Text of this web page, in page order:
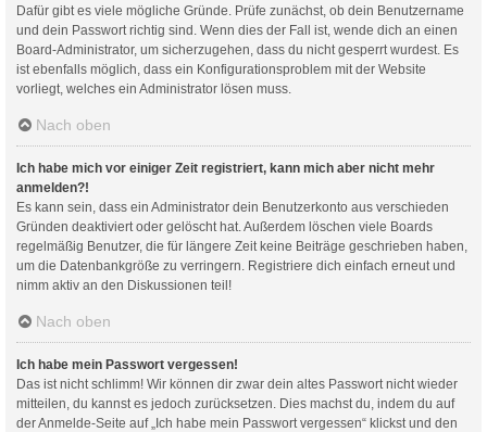
Dafür gibt es viele mögliche Gründe. Prüfe zunächst, ob dein Benutzername
und dein Passwort richtig sind. Wenn dies der Fall ist, wende dich an einen
Board-Administrator, um sicherzugehen, dass du nicht gesperrt wurdest. Es
ist ebenfalls möglich, dass ein Konfigurationsproblem mit der Website
vorliegt, welches ein Administrator lösen muss.
Nach oben
Ich habe mich vor einiger Zeit registriert, kann mich aber nicht mehr
anmelden?!
Es kann sein, dass ein Administrator dein Benutzerkonto aus verschieden
Gründen deaktiviert oder gelöscht hat. Außerdem löschen viele Boards
regelmäßig Benutzer, die für längere Zeit keine Beiträge geschrieben haben,
um die Datenbankgröße zu verringern. Registriere dich einfach erneut und
nimm aktiv an den Diskussionen teil!
Nach oben
Ich habe mein Passwort vergessen!
Das ist nicht schlimm! Wir können dir zwar dein altes Passwort nicht wieder
mitteilen, du kannst es jedoch zurücksetzen. Dies machst du, indem du auf
der Anmelde-Seite auf „Ich habe mein Passwort vergessen“ klickst und den